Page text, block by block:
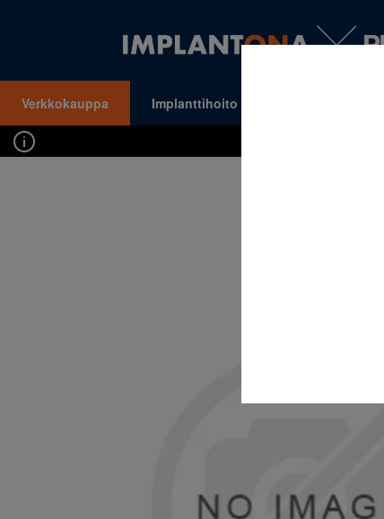
Verkkokauppa Implanttihoito